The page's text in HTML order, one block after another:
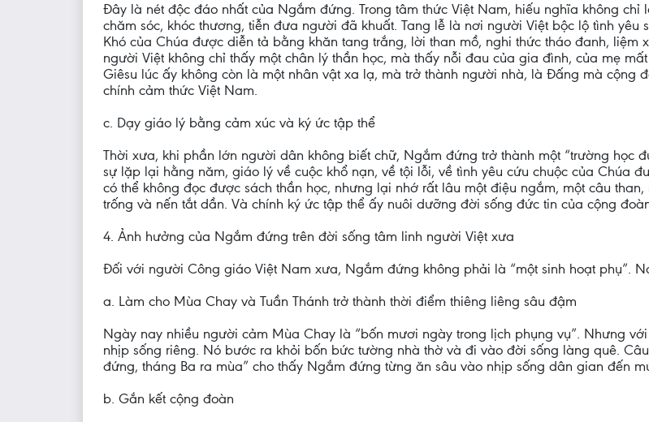
Đây là nét độc đáo nhất của Ngắm đứng. Trong tâm thức Việt Nam, hiếu nghĩa không
chăm sóc, khóc thương, tiễn đưa người đã khuất. Tang lễ là nơi người Việt bộc lộ tình yêu
Khó của Chúa được diễn tả bằng khăn tang trắng, lời than mồ, nghi thức tháo đanh, liệm
người Việt không chỉ thấy một chân lý thần học, mà thấy nỗi đau của gia đình, của mẹ
Giêsu lúc ấy không còn là một nhân vật xa lạ, mà trở thành người nhà, là Đấng mà cộng
chính cảm thức Việt Nam.
c. Dạy giáo lý bằng cảm xúc và ký ức tập thể
Thời xưa, khi phần lớn người dân không biết chữ, Ngắm đứng trở thành một “trường học
sự lặp lại hằng năm, giáo lý về cuộc khổ nạn, về tội lỗi, về tình yêu cứu chuộc của Chúa
có thể không đọc được sách thần học, nhưng lại nhớ rất lâu một điệu ngắm, một câu
trống và nến tắt dần. Và chính ký ức tập thể ấy nuôi dưỡng đời sống đức tin của cộng
4. Ảnh hưởng của Ngắm đứng trên đời sống tâm linh người Việt xưa
Đối với người Công giáo Việt Nam xưa, Ngắm đứng không phải là “một sinh hoạt phụ”.
a. Làm cho Mùa Chay và Tuần Thánh trở thành thời điểm thiêng liêng sâu đậm
Ngày nay nhiều người cảm Mùa Chay là “bốn mươi ngày trong lịch phụng vụ”. Nhưng
nhịp sống riêng. Nó bước ra khỏi bốn bức tường nhà thờ và đi vào đời sống làng quê.
đứng, tháng Ba ra mùa” cho thấy Ngắm đứng từng ăn sâu vào nhịp sống dân gian đến
b. Gắn kết cộng đoàn